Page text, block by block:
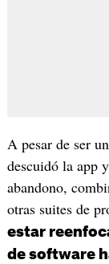
A pesar de ser
descuidó la app
abandono,
otras suites de
estar
de software